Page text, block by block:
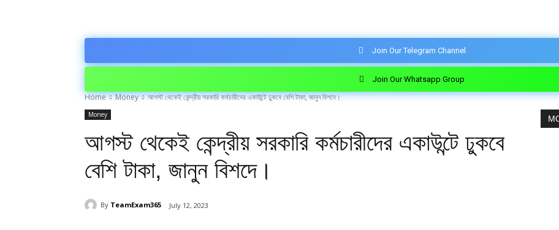
Join Our Telegram Channel
Join Our Whatsapp Group
Home Money আগস্ট থেকেই কেন্দ্রীয় সরকারি কর্মচারীদের একাউন্টে ঢুকবে বেশি টাকা, জানুন বিশদে।
Money
আগস্ট থেকেই কেন্দ্রীয় সরকারি কর্মচারীদের একাউন্টে ঢুকবে
বেশি টাকা, জানুন বিশদে।
By TeamExam365 July 12, 2023